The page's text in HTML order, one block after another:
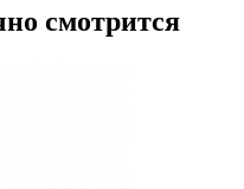
смотрится